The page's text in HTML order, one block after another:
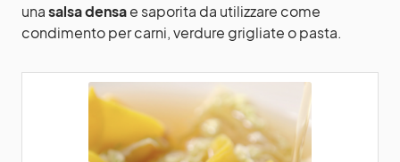
unasalsa densae saporita da utilizzare come
condimento per carni, verdure grigliate o pasta.